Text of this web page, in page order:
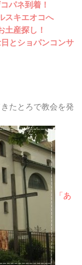
パネ到着！
スキエオコへ
産探し！
とショパンコンサ
たとろで教会を発
「あ